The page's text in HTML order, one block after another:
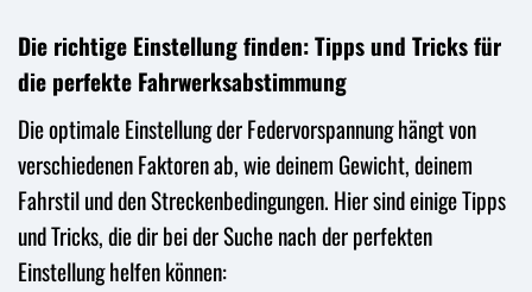
Die richtige Einstellung finden: Tipps und Tricks für
die perfekte Fahrwerksabstimmung
Die optimale Einstellung der Federvorspannung hängt von
verschiedenen Faktoren ab, wie deinem Gewicht, deinem
Fahrstil und den Streckenbedingungen. Hier sind einige Tipps
und Tricks, die dir bei der Suche nach der perfekten
Einstellung helfen können: